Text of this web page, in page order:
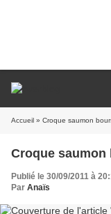
Accueil » Croque saumon
Croque
Publié le 30/09/2011 à
Par Anaïs